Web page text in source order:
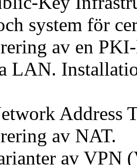
system för
av en
LAN.
Address
av NAT.
av VPN